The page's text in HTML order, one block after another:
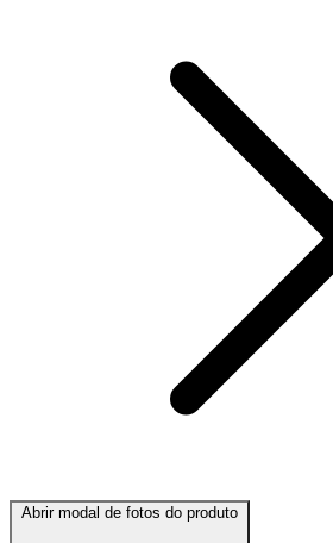
Abrir modal de fotos do produto